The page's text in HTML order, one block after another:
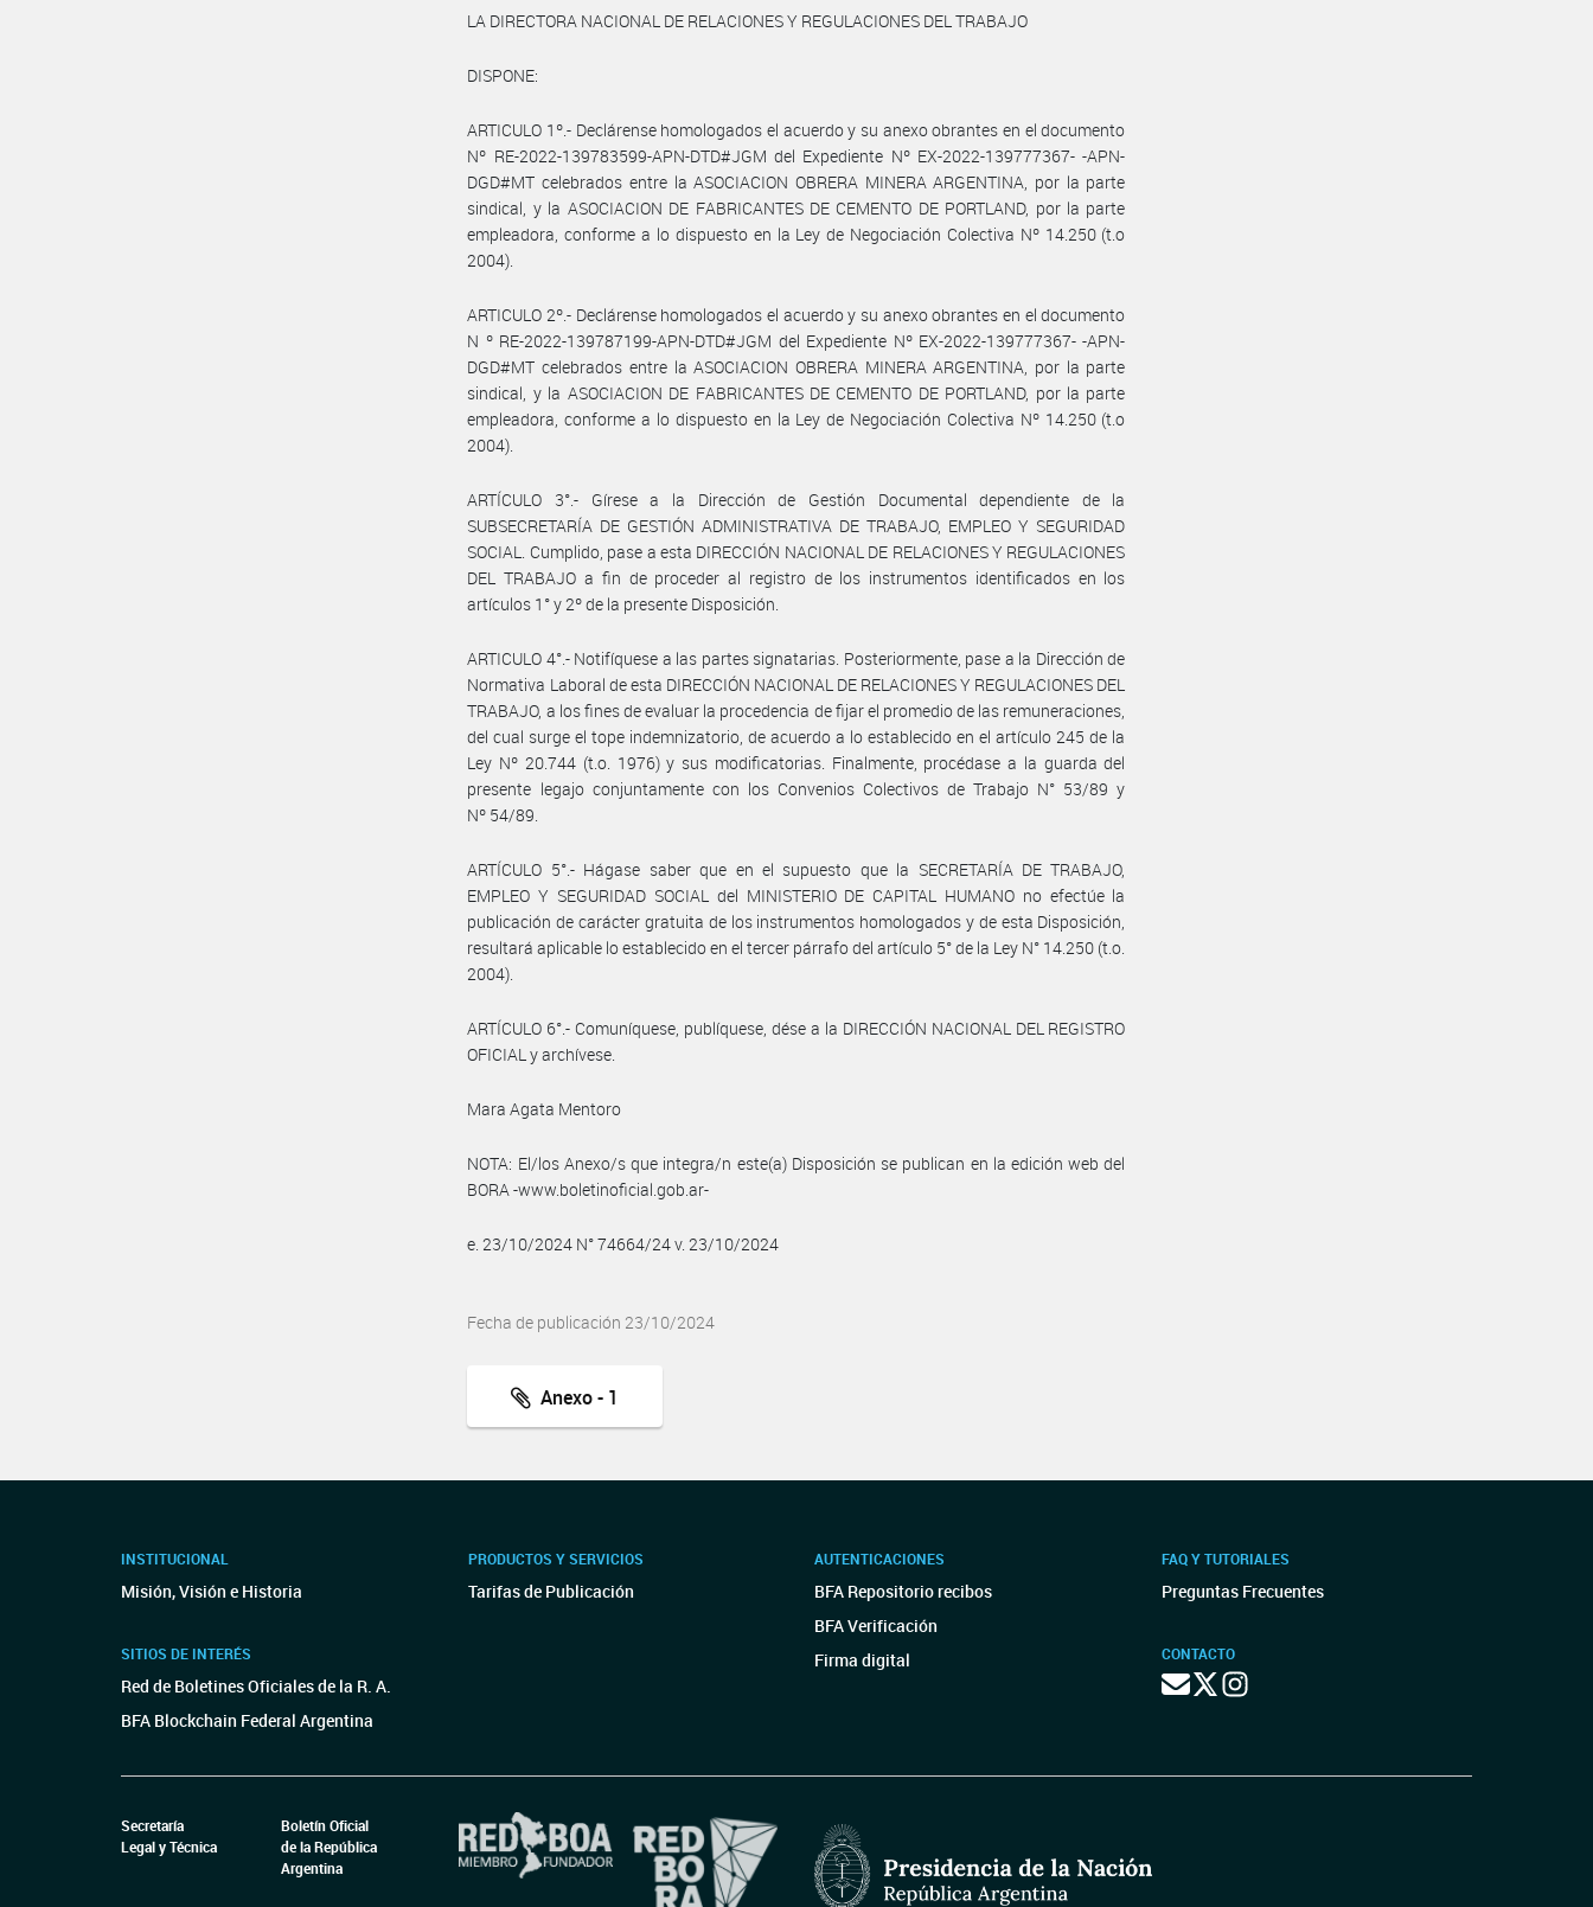
LA DIRECTORA NACIONAL DE RELACIONES Y REGULACIONES DEL TRABAJO
DISPONE:
ARTICULO 1º.- Declárense homologados el acuerdo y su anexo obrantes en el documento
Nº RE-2022-139783599-APN-DTD#JGM del Expediente Nº EX-2022-139777367- -APN-
DGD#MT celebrados entre la ASOCIACION OBRERA MINERA ARGENTINA, por la parte
sindical, y la ASOCIACION DE FABRICANTES DE CEMENTO DE PORTLAND, por la parte
empleadora, conforme a lo dispuesto en la Ley de Negociación Colectiva Nº 14.250 (t.o
2004).
ARTICULO 2º.- Declárense homologados el acuerdo y su anexo obrantes en el documento
N º RE-2022-139787199-APN-DTD#JGM del Expediente Nº EX-2022-139777367- -APN-
DGD#MT celebrados entre la ASOCIACION OBRERA MINERA ARGENTINA, por la parte
sindical, y la ASOCIACION DE FABRICANTES DE CEMENTO DE PORTLAND, por la parte
empleadora, conforme a lo dispuesto en la Ley de Negociación Colectiva Nº 14.250 (t.o
2004).
ARTÍCULO 3°.- Gírese a la Dirección de Gestión Documental dependiente de la
SUBSECRETARÍA DE GESTIÓN ADMINISTRATIVA DE TRABAJO, EMPLEO Y SEGURIDAD
SOCIAL. Cumplido, pase a esta DIRECCIÓN NACIONAL DE RELACIONES Y REGULACIONES
DEL TRABAJO a fin de proceder al registro de los instrumentos identificados en los
artículos 1° y 2º de la presente Disposición.
ARTICULO 4°.- Notifíquese a las partes signatarias. Posteriormente, pase a la Dirección de
Normativa Laboral de esta DIRECCIÓN NACIONAL DE RELACIONES Y REGULACIONES DEL
TRABAJO, a los fines de evaluar la procedencia de fijar el promedio de las remuneraciones,
del cual surge el tope indemnizatorio, de acuerdo a lo establecido en el artículo 245 de la
Ley Nº 20.744 (t.o. 1976) y sus modificatorias. Finalmente, procédase a la guarda del
presente legajo conjuntamente con los Convenios Colectivos de Trabajo N° 53/89 y
Nº 54/89.
ARTÍCULO 5°.- Hágase saber que en el supuesto que la SECRETARÍA DE TRABAJO,
EMPLEO Y SEGURIDAD SOCIAL del MINISTERIO DE CAPITAL HUMANO no efectúe la
publicación de carácter gratuita de los instrumentos homologados y de esta Disposición,
resultará aplicable lo establecido en el tercer párrafo del artículo 5° de la Ley N° 14.250 (t.o.
2004).
ARTÍCULO 6°.- Comuníquese, publíquese, dése a la DIRECCIÓN NACIONAL DEL REGISTRO
OFICIAL y archívese.
Mara Agata Mentoro
NOTA: El/los Anexo/s que integra/n este(a) Disposición se publican en la edición web del
BORA -www.boletinoficial.gob.ar-
e. 23/10/2024 N° 74664/24 v. 23/10/2024
Fecha de publicación 23/10/2024
Anexo - 1
INSTITUCIONAL
Misión, Visión e Historia
SITIOS DE INTERÉS
Red de Boletines Oficiales de la R. A.
BFA Blockchain Federal Argentina
PRODUCTOS Y SERVICIOS
Tarifas de Publicación
AUTENTICACIONES
BFA Repositorio recibos
BFA Verificación
Firma digital
FAQ Y TUTORIALES
Preguntas Frecuentes
CONTACTO
Secretaría
Legal y Técnica
Boletín Oficial
de la República
Argentina